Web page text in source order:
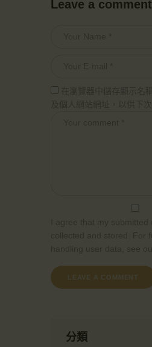
Leave a comment
分類